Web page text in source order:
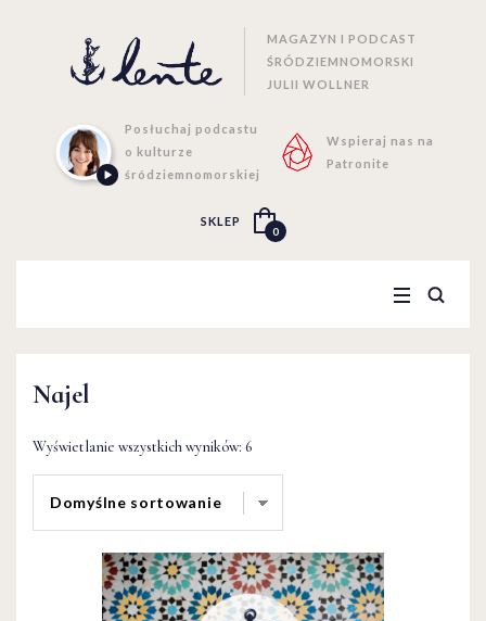
MAGAZYN I PODCAST
ŚRÓDZIEMNOMORSKI
JULII WOLLNER
Posłuchaj podcastu
o kulturze
śródziemnomorskiej
Wspieraj nas na
Patronite
SKLEP
0
Najel
Wyświetlanie wszystkich wyników: 6